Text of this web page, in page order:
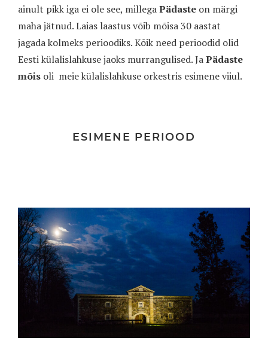
ainult pikk iga ei ole see, millegaPädaste on märgi
maha jätnud. Laias laastus võib mõisa 30 aastat
jagada kolmeks perioodiks. Kõik need perioodid olid
Eesti külalislahkuse jaoks murrangulised. JaPädaste
mõis oli meie külalislahkuse orkestris esimene viiul.
ESIMENE PERIOOD